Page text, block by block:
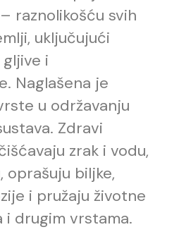
raznolikošću svih
uključujući
i
Naglašena je
u održavanju
Zdravi
zrak i vodu,
oprašuju biljke,
i pružaju životne
i drugim vrstama.